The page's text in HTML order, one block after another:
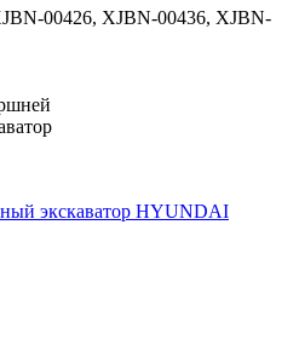
00426, XJBN-00436, XJBN-